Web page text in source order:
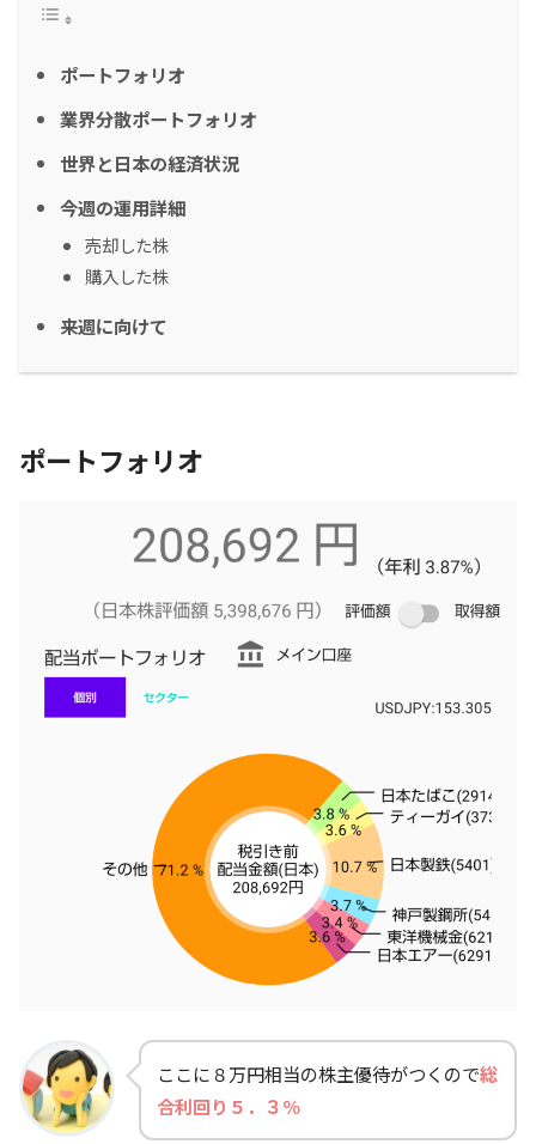
ポートフォリオ
業界分散ポートフォリオ
世界と日本の経済状況
今週の運用詳細
売却した株
購入した株
来週に向けて
ポートフォリオ
ここに８万円相当の株主優待がつくので総
合利回り５．３％